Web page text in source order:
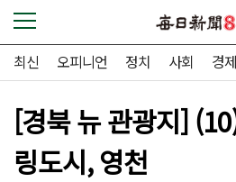
최신 오피니언 정치 사회 경제
[경북 뉴 관광지]
링도시, 영천